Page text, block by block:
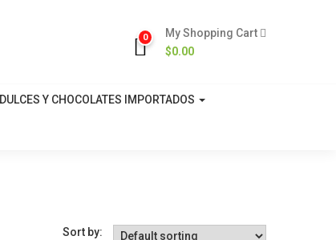
0
My Shopping Cart
$0.00
DULCES Y CHOCOLATES IMPORTADOS
Sort by: